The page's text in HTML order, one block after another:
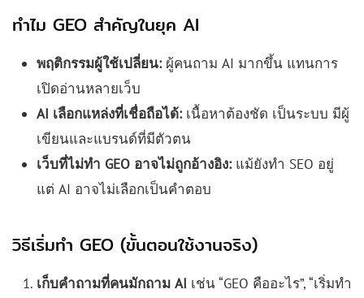
ทำไม GEO สำคัญในยุค AI
พฤติกรรมผู้ใช้เปลี่ยน:ผู้คนถาม AI มากขึ้น แทนการ
เปิดอ่านหลายเว็บ
AI เลือกแหล่งที่เชื่อถือได้:เนื้อหาต้องชัด เป็นระบบ มีผู้
เขียนและแบรนด์ที่มีตัวตน
เว็บที่ไม่ทำ GEO อาจไม่ถูกอ้างอิง:แม้ยังทำ SEO อยู่
แต่ AI อาจไม่เลือกเป็นคำตอบ
วิธีเริ่มทำ GEO (ขั้นตอนใช้งานจริง)
เก็บคำถามที่คนมักถาม AI เช่น “GEO คืออะไร”, “เริ่มทำ